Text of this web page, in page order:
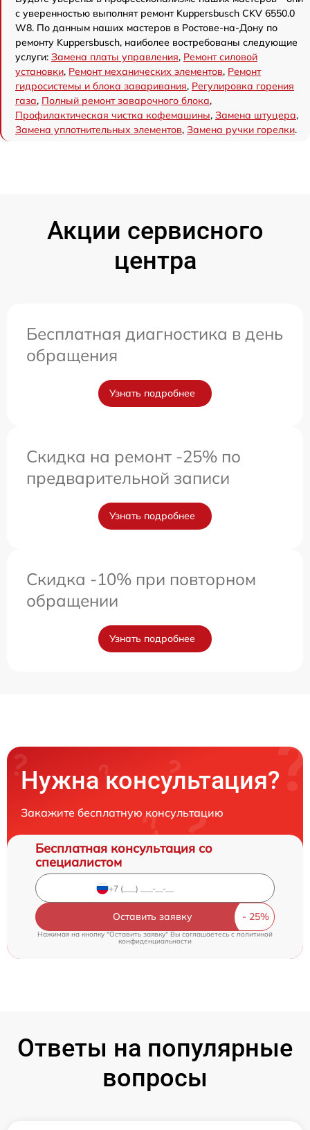
с уверенностью выполнят ремонт Kuppersbusch CKV 6550.0
W8. По данным наших мастеров в Ростове-на-Дону по
ремонту Kuppersbusch, наиболее востребованы следующие
услуги: Замена платы управления, Ремонт силовой
установки, Ремонт механических элементов, Ремонт
гидросистемы и блока заваривания, Регулировка горения
газа, Полный ремонт заварочного блока,
Профилактическая чистка кофемашины, Замена штуцера,
Замена уплотнительных элементов, Замена ручки горелки.
Акции сервисного
центра
Бесплатная диагностика в день
обращения
Узнать подробнее
Скидка на ремонт -25% по
предварительной записи
Узнать подробнее
Скидка -10% при повторном
обращении
Узнать подробнее
Нужна консультация?
Закажите бесплатную консультацию
Бесплатная консультация со
специалистом
Оставить заявку
Нажимая на кнопку "Оставить заявку" Вы соглашаетесь c политикой
конфиденциальности
Ответы на популярные
вопросы